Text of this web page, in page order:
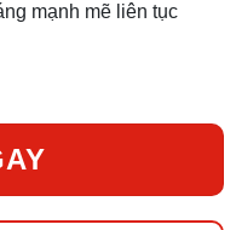
mạnh mẽ liên tục